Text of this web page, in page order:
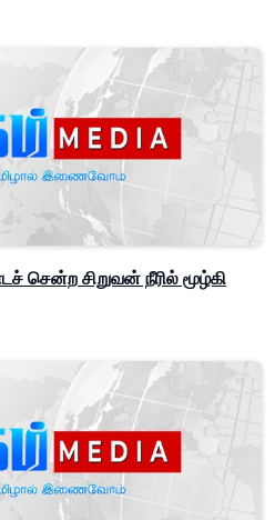
சென்ற சிறுவன் நீரில் மூழ்கி